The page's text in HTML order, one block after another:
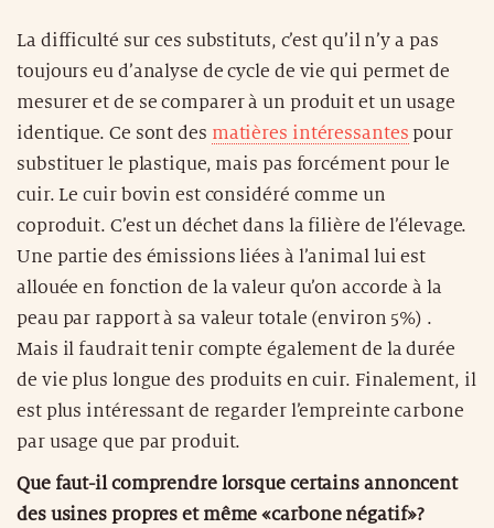
La difficulté sur ces substituts, c’est qu’il n’y a pas
toujours eu d’analyse de cycle de vie qui permet de
mesurer et de se comparer à un produit et un usage
identique. Ce sont des matières intéressantes pour
substituer le plastique, mais pas forcément pour le
cuir. Le cuir bovin est considéré comme un
coproduit. C’est un déchet dans la filière de l’élevage.
Une partie des émissions liées à l’animal lui est
allouée en fonction de la valeur qu’on accorde à la
peau par rapport à sa valeur totale (environ 5%) .
Mais il faudrait tenir compte également de la durée
de vie plus longue des produits en cuir. Finalement, il
est plus intéressant de regarder l’empreinte carbone
par usage que par produit.
Que faut-il comprendre lorsque certains annoncent
des usines propres et même «carbone négatif»?